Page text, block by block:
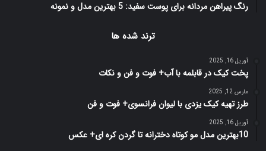
رنگ پیراهن مردانه برای پوست سفید: 5 بهترین مدل و نمونه
ترند شده ها
آوریل 16, 2025
پخت کیک در قابلمه با آب+ فوت و فن و نکات
مارس 12, 2025
طرز تهیه کیک یزدی با لیوان فرانسوی+ فوت و فن
آوریل 16, 2025
10بهترین مدل مو کوتاه دخترانه تا گردن کره ای+ عکس